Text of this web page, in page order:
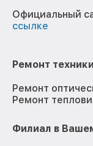
Официальный
ссылке
Ремонт техники
Ремонт
Ремонт
Филиал в